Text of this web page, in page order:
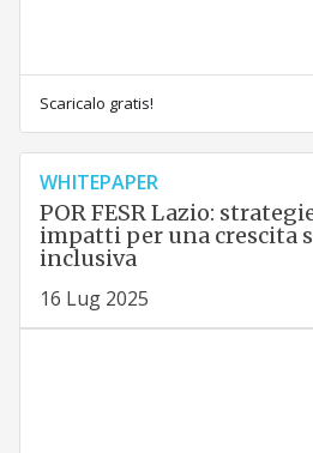
Scaricalo gratis!
WHITEPAPER
POR FESR Lazio:
impatti per una crescita
inclusiva
16 Lug 2025